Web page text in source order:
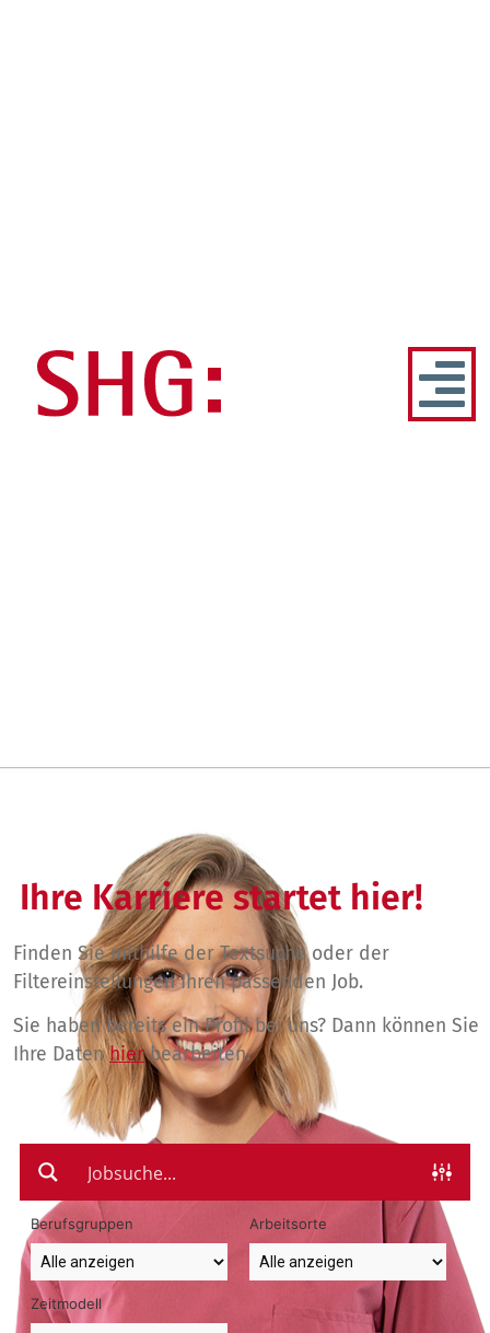
Ihre Karriere startet hier!
Finden Sie mithilfe der Textsuche oder der
Filtereinstellungen Ihren passenden Job.
Sie haben bereits ein Profil bei uns? Dann können Sie
Ihre Datenhierbearbeiten.
Berufsgruppen Arbeitsorte
Zeitmodell